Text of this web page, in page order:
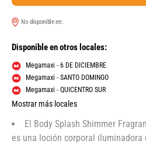
No disponible en:
Disponible en otros locales:
Megamaxi - 6 DE DICIEMBRE
Megamaxi - SANTO DOMINGO
Megamaxi - QUICENTRO SUR
Mostrar más locales
El Body Splash Shimmer
es una loción corporal